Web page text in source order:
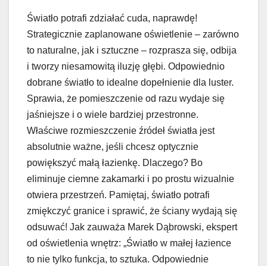
Światło potrafi zdziałać cuda, naprawdę!
Strategicznie zaplanowane oświetlenie – zarówno
to naturalne, jak i sztuczne – rozprasza się, odbija
i tworzy niesamowitą iluzję głębi. Odpowiednio
dobrane światło to idealne dopełnienie dla luster.
Sprawia, że pomieszczenie od razu wydaje się
jaśniejsze i o wiele bardziej przestronne.
Właściwe rozmieszczenie źródeł światła jest
absolutnie ważne, jeśli chcesz optycznie
powiększyć małą łazienkę. Dlaczego? Bo
eliminuje ciemne zakamarki i po prostu wizualnie
otwiera przestrzeń. Pamiętaj, światło potrafi
zmiękczyć granice i sprawić, że ściany wydają się
odsuwać! Jak zauważa Marek Dąbrowski, ekspert
od oświetlenia wnętrz: „Światło w małej łazience
to nie tylko funkcja, to sztuka. Odpowiednie